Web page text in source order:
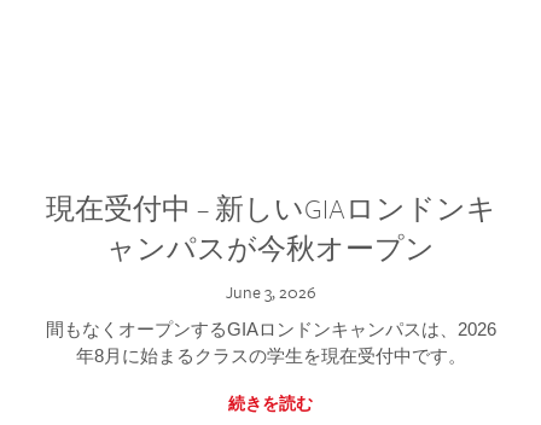
現在受付中 – 新しいGIAロンドンキ
ャンパスが今秋オープン
June 3, 2026
間もなくオープンするGIAロンドンキャンパスは、2026
年8月に始まるクラスの学生を現在受付中です。
続きを読む